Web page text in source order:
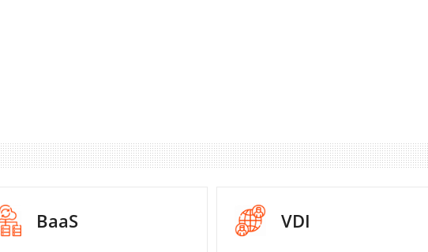
BaaS VDI